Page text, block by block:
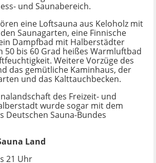
und Saunabereich.
eine Loftsauna aus Keloholz mit
Saunagarten, eine Finnische
Dampfbad mit Halberstädter
50 bis 60 Grad heißes Warmluftbad
Weitere Vorzüge des
das gemütliche Kaminhaus, der
und das Kalttauchbecken.
des Freizeit- und
wurde sogar mit dem
Deutschen Sauna-Bundes
Land
21 Uhr